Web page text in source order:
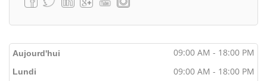
Aujourd'hui 09:00 AM - 18:00 PM
Lundi 09:00 AM - 18:00 PM